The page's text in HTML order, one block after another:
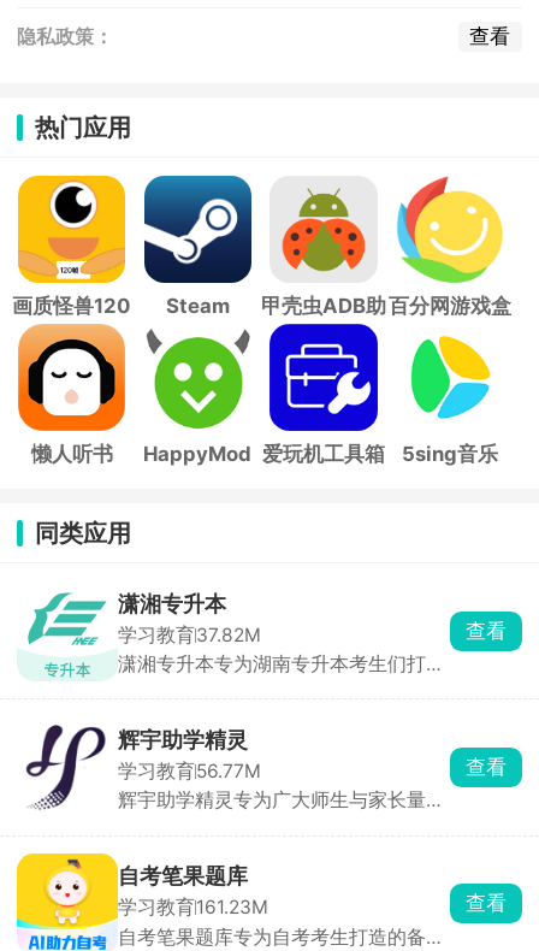
隐私政策： 查看
热门应用
画质怪兽120
帧
Steam
甲壳虫ADB助
手
百分网游戏盒
子
懒人听书 HappyMod 爱玩机工具箱 5sing音乐
同类应用
潇湘专升本
学习教育37.82M
潇湘专升本专为湖南专升本考生们打造
在线报名，查看报名人数，了解院校专
业等等。可以提前根据专业评价结果、
评分、排名进行预测，智能报考，在线
打印准考证，帮助考生系统地学习和掌
查看
辉宇助学精灵
学习教育56.77M
辉宇助学精灵专为广大师生与家长量身
消息推送及时高效，学业成绩、校园动
态一目了然。在这里，家长和老师能够
无障碍实时沟通，高效对接孩子的学习
问题。以科技连接家校，用陪伴助力成
查看
自考笔果题库
学习教育161.23M
自考笔果题库专为自考考生打造的备考
查看